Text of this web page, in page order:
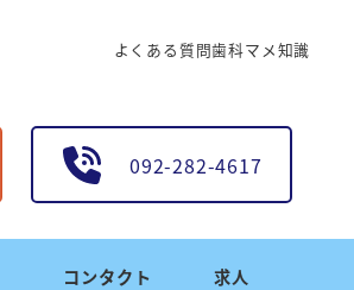
よくある質問歯科マメ知識
092-282-4617
コンタクト 求人